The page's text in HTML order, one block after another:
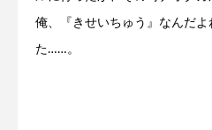
俺、『きせいちゅう』なんだ
た……。